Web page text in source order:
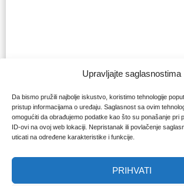
Upravljajte saglasnostima
Da bismo pružili najbolje iskustvo, koristimo tehnologije
pristup informacijama o uređaju. Saglasnost sa ovim
omogućiti da obrađujemo podatke kao što su ponašanje pri
ID-ovi na ovoj web lokaciji. Nepristanak ili povlačenje
uticati na određene karakteristike i funkcije.
PRIHVATI